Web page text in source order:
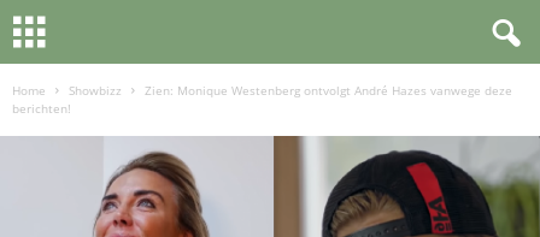
Home Showbizz
Zien: Monique Westenberg ontvolgt André Hazes vanwege deze
berichten!